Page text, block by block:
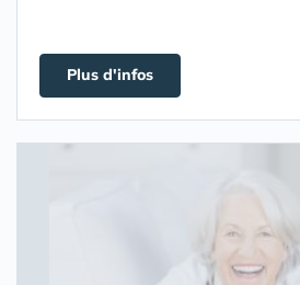
Plus d'infos